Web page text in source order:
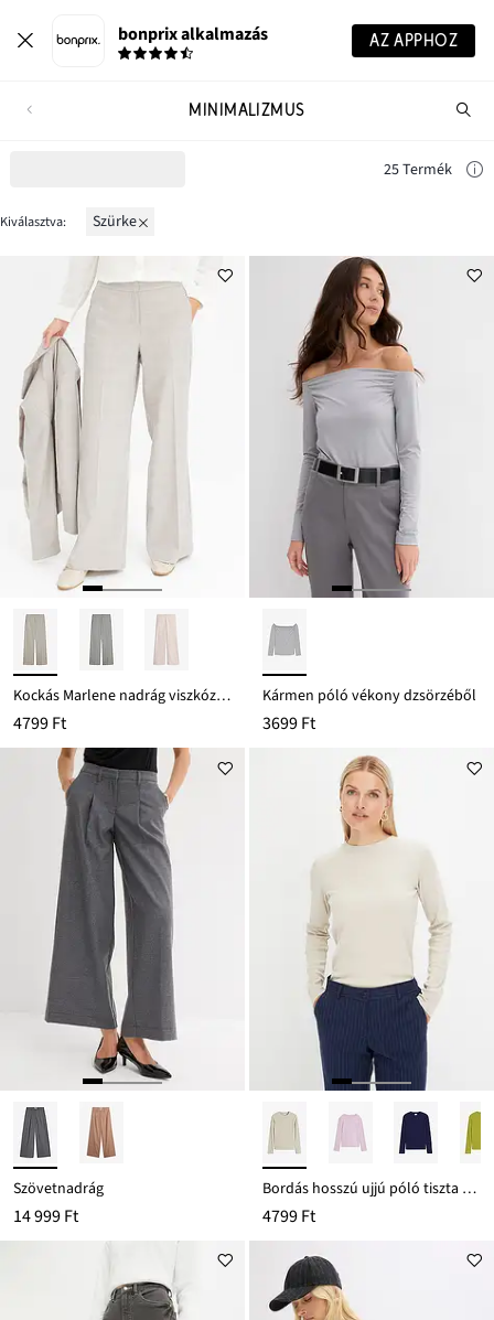
bonprix alkalmazás AZ APPHOZ
MINIMALIZMUS
25 Termék
Kiválasztva: szürke
Kockás Marlene nadrág viszkózzal
4799 Ft
Kármen póló vékony dzsörzéből
3699 Ft
Szövetnadrág
14 999 Ft
Bordás hosszú ujjú póló tiszta pamutból
4799 Ft